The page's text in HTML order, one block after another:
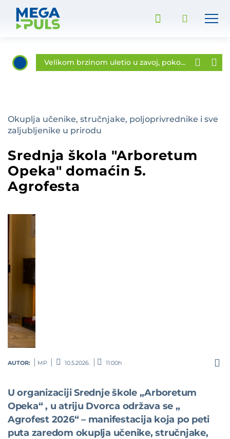
Velikom brzinom uletio u zavoj, pokosio stup i završio na krovu!
Okuplja učenike, stručnjake, poljoprivrednike i sve
zaljubljenike u prirodu
Srednja škola "Arboretum
Opeka" domaćin 5.
Agrofesta
AUTOR: MP 10.5.2026. 11:00h
U organizaciji Srednje škole „Arboretum
Opeka“ , u atriju Dvorca održava se „
Agrofest 2026“ – manifestacija koja po peti
puta zaredom okuplja učenike, stručnjake,